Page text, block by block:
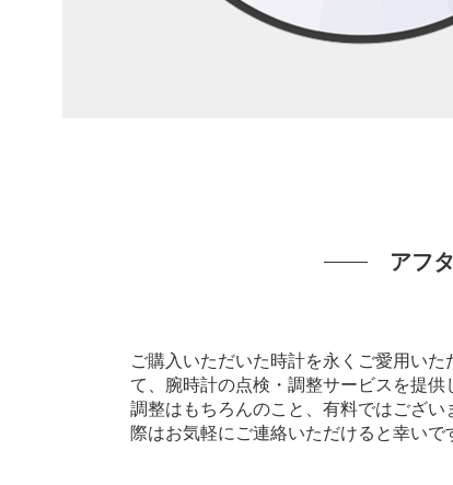
アフ
ご購入いただいた時計を永くご愛用い
て、腕時計の点検・調整サービスを提
調整はもちろんのこと、有料ではござ
際はお気軽にご連絡いただけると幸いで